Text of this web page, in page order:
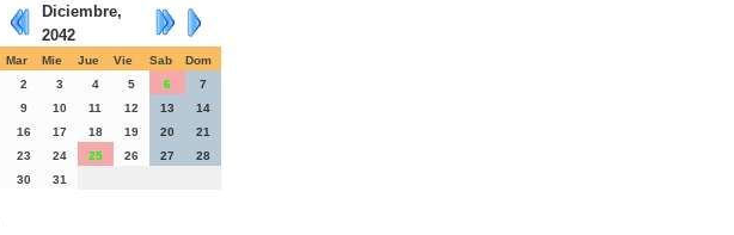
Diciembre,
2042
Mar Mie Jue Vie Sab
Dom
2 3 4 5 6
7
9 10 11 12 13
14
16 17 18 19 20
21
23 24 25 26 27
28
30 31